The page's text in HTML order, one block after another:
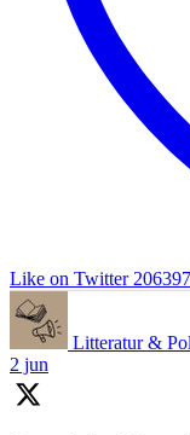
Like on Twitter
Litteratur &
2 jun